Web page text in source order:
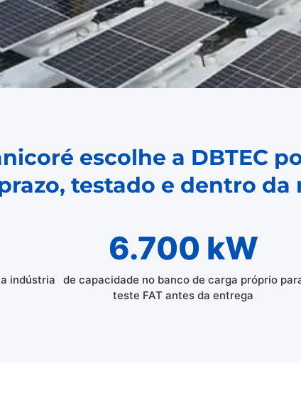
escolhe a DBTEC
testado e dentro da
indústria
6.700 kW
de capacidade no banco de carga próprio
teste FAT antes da entrega